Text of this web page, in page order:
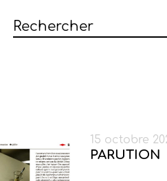
15 octobre
PARUTION